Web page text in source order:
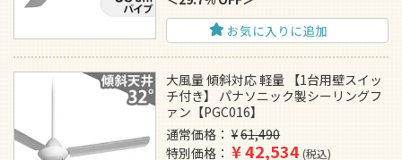
お気に入りに追加
大風量 傾斜対応 軽量 【1台用壁スイッ
チ付き】 パナソニック製シーリングフ
ァン【PGC016】
通常価格
¥61,490
特別価格
¥42,534 税込